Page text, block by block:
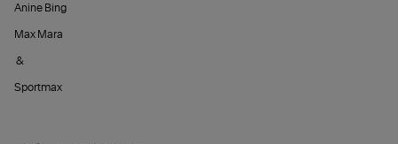
Anine Bing
Max Mara
&
Sportmax